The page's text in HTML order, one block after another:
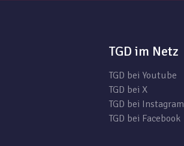
TGD im Netz
TGD bei Youtube
TGD bei X
TGD bei Instagram
TGD bei Facebook